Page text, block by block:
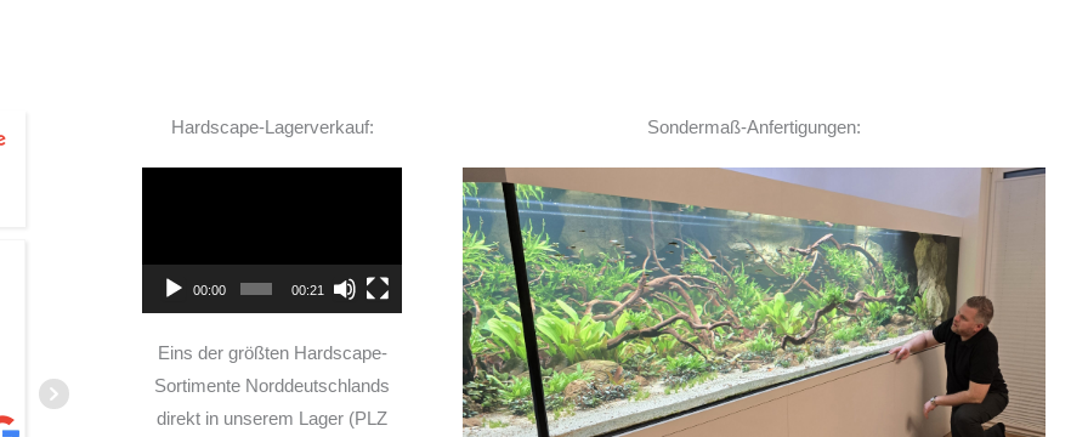
Sehr freundlicher
Geschäftsinhaber!
Meine Erfahrungen mit
AmazonasbeckenEU waren durchweg positiv!
Der Inhaber hat mir schnell geantwortet und
hatte bei Rückfragen zur Bestückung des
Beckens einen guten Rat für mich parat! Der
Palettenversand verlief
... MEHR
Hardscape-Lagerverkauf:
00:00 00:21
Eins der größten Hardscape-
Sortimente Norddeutschlands
direkt in unserem Lager (PLZ
Sondermaß-Anfertigungen: